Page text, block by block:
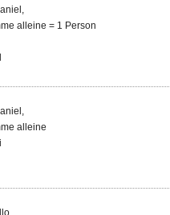
alleine = 1 Person
alleine